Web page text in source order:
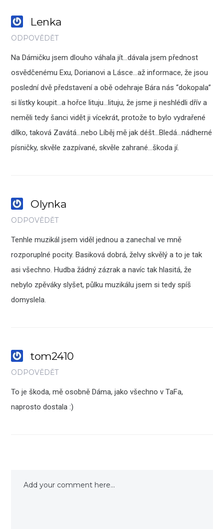
Lenka
ODPOVĚDĚT
Na Dámičku jsem dlouho váhala jít…dávala jsem přednost
osvědčenému Exu, Dorianovi a Lásce…až informace, že jsou
poslední dvě představení a obě odehraje Bára nás “dokopala”
si lístky koupit…a hořce lituju…lituju, že jsme ji neshlédli dřív a
neměli tedy šanci vidět ji vícekrát, protože to bylo vydrařené
dílko, taková Zavátá…nebo Líběj mě jak déšt…Bledá…nádherné
písničky, skvěle zazpívané, skvěle zahrané…škoda jí.
Olynka
ODPOVĚDĚT
Tenhle muzikál jsem viděl jednou a zanechal ve mně
rozporuplné pocity. Basiková dobrá, želvy skvělý a to je tak
asi všechno. Hudba žádný zázrak a navíc tak hlasitá, že
nebylo zpěváky slyšet, půlku muzikálu jsem si tedy spíš
domyslela.
tom2410
ODPOVĚDĚT
To je škoda, mě osobně Dáma, jako všechno v TaFa,
naprosto dostala :)